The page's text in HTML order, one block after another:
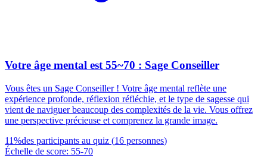
Votre âge mental est 55~70 : Sage Conseiller
Vous êtes un Sage Conseiller ! Votre âge mental reflète une
expérience profonde, réflexion réfléchie, et le type de sagesse qui
vient de naviguer beaucoup des complexités de la vie. Vous offrez
une perspective précieuse et comprenez la grande image.
11%des participants au quiz (16 personnes)
Échelle de score: 55-70